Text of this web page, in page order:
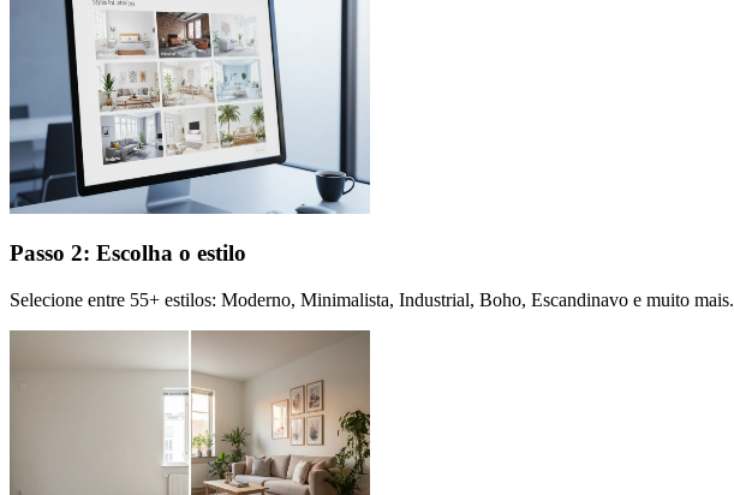
Passo 2: Escolha o estilo
Selecione entre 55+ estilos: Moderno, Minimalista, Industrial, Boho, Escandinavo e muito mais.